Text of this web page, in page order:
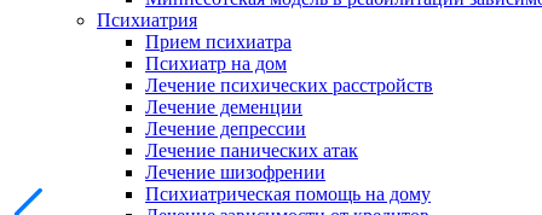
Психиатрия
Прием психиатра
Психиатр на дом
Лечение психических расстройств
Лечение деменции
Лечение депрессии
Лечение панических атак
Лечение шизофрении
Психиатрическая помощь на дому